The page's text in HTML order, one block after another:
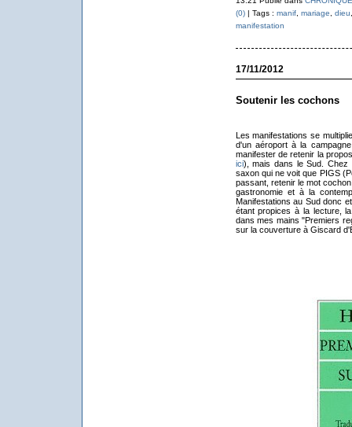
(0)| Tags : manif, mariage, dieu
manifestation
17/11/2012
Soutenir les cochons
Les manifestations se
d'un aéroport à la
manifester de retenir la
ici), mais dans le Sud. Chez
saxon qui ne voit que PIGS
passant, retenir le mot
gastronomie et à la
Manifestations au Sud donc
étant propices à la lecture,
dans mes mains "Premiers
sur la couverture à Giscard